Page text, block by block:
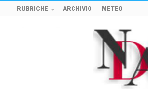
RUBRICHE ARCHIVIO METEO